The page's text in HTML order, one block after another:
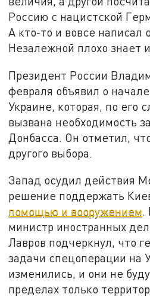
Россию с нацистской
А кто-то и вовсе написал
Незалежной плохо знает
Президент России
февраля объявил о
Украине, которая, по его
вызвана необходимость
Донбасса. Он отметил,
другого выбора.
Запад осудил действия
решение поддержать
помощью и вооружением.
министр иностранных
Лавров подчеркнул, что
задачи спецоперации на
изменились, и они не
пределах только